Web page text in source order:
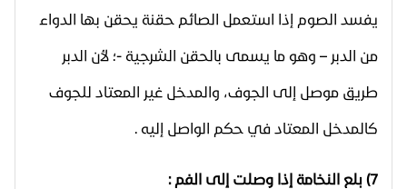
يفسد الصوم إذا استعمل الصائم حقنة يحقن بها الدواء
من الدبر – وهو ما يسمى بالحقن الشرجية -؛ لأن الدبر
طريق موصل إلى الجوف، والمدخل غير المعتاد للجوف
كالمدخل المعتاد في حكم الواصل إليه .
7) بلع النخامة إذا وصلت إلى الفم :